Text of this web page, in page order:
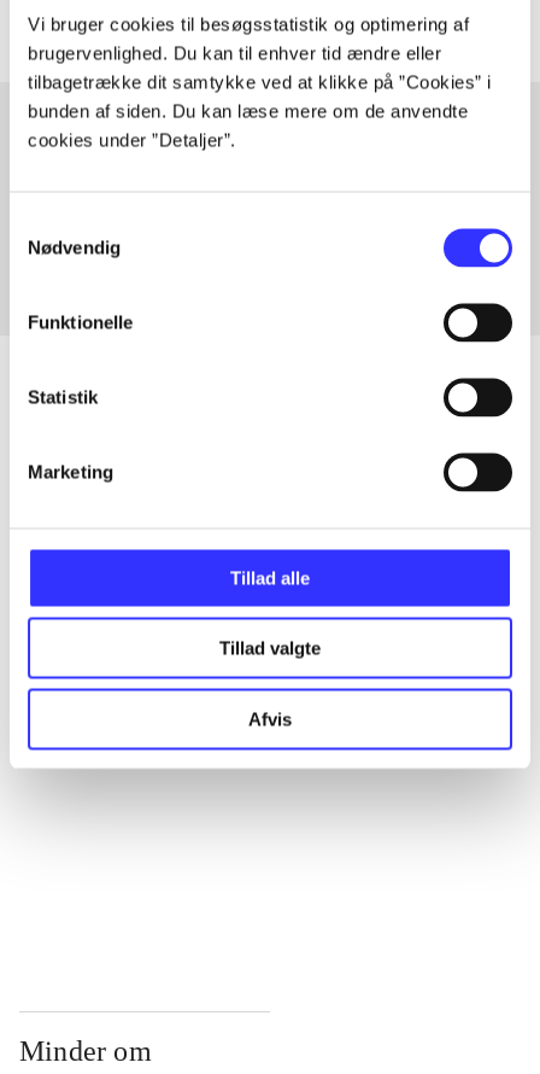
Vi bruger cookies til besøgsstatistik og optimering af
brugervenlighed. Du kan til enhver tid ændre eller
tilbagetrække dit samtykke ved at klikke på ”Cookies” i
bunden af siden. Du kan læse mere om de anvendte
cookies under ”Detaljer”.
Nødvendig
Funktionelle
Statistik
Marketing
Tillad alle
Tillad valgte
Afvis
Alle registrerede artikler fordelt på udgivelser
...
Minder om